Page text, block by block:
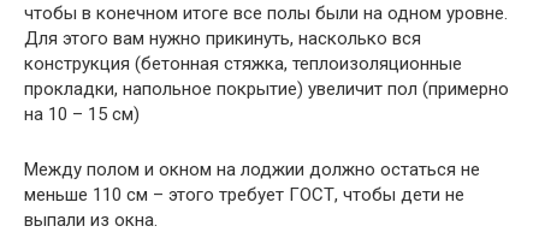
чтобы в конечном итоге все полы были на одном уровне.
Для этого вам нужно прикинуть, насколько вся
конструкция (бетонная стяжка, теплоизоляционные
прокладки, напольное покрытие) увеличит пол (примерно
на 10 – 15 см)
Между полом и окном на лоджии должно остаться не
меньше 110 см – этого требует ГОСТ, чтобы дети не
выпали из окна.